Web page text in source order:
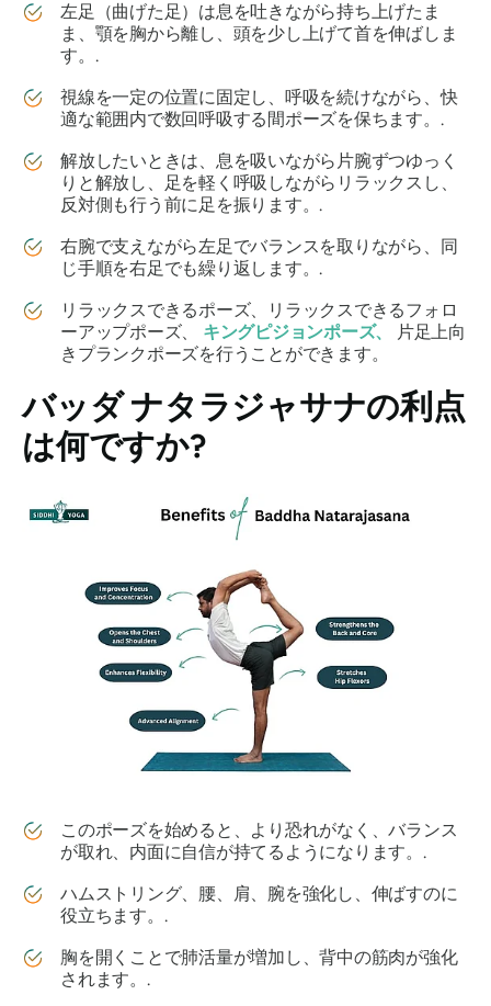
左足（曲げた足）は息を吐きながら持ち上げたま
ま、顎を胸から離し、頭を少し上げて首を伸ばしま
す。.
視線を一定の位置に固定し、呼吸を続けながら、快
適な範囲内で数回呼吸する間ポーズを保ちます。.
解放したいときは、息を吸いながら片腕ずつゆっく
りと解放し、足を軽く呼吸しながらリラックスし、
反対側も行う前に足を振ります。.
右腕で支えながら左足でバランスを取りながら、同
じ手順を右足でも繰り返します。.
リラックスできるポーズ、リラックスできるフォロ
ーアップポーズ、 キングピジョンポーズ、
片足上向
きプランクポーズを行うことができます。
バッダ ナタラジャサナの利点
は何ですか?
このポーズを始めると、より恐れがなく、バランス
が取れ、内面に自信が持てるようになります。.
ハムストリング、腰、肩、腕を強化し、伸ばすのに
役立ちます。.
胸を開くことで肺活量が増加し、背中の筋肉が強化
されます。.